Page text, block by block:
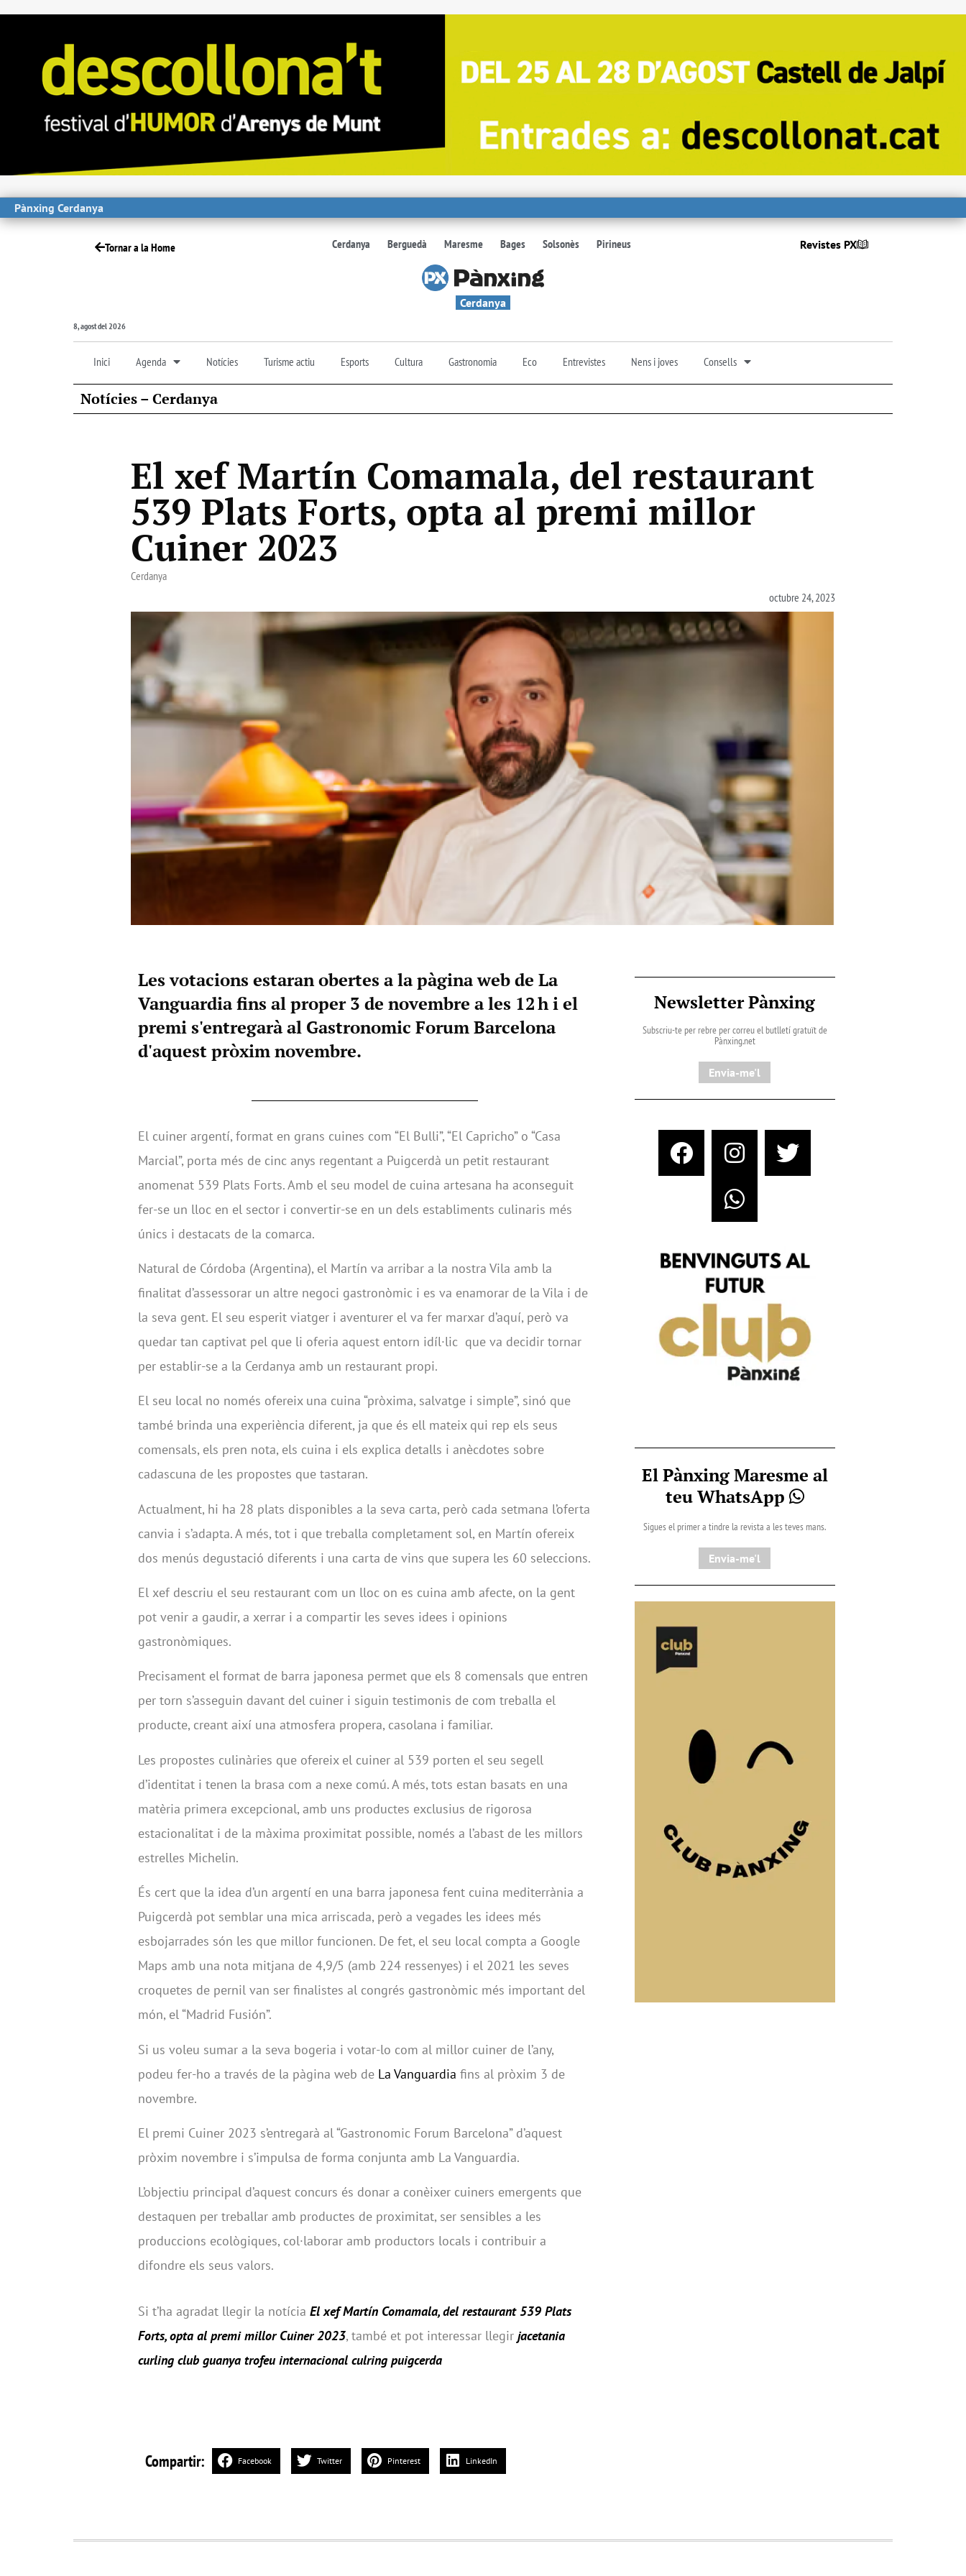
Pànxing Cerdanya
Tornar a la Home Cerdanya Berguedà Maresme Bages Solsonès Pirineus Revistes PX
Cerdanya
8, agost del 2026
Inici Agenda Notícies Turisme actiu Esports Cultura Gastronomia Eco Entrevistes Nens i joves Consells
Notícies – Cerdanya
El xef Martín Comamala, del restaurant
539 Plats Forts, opta al premi millor
Cuiner 2023
Cerdanya
octubre 24, 2023
Les votacions estaran obertes a la pàgina web de La
Vanguardia fins al proper 3 de novembre a les 12 h i el
premi s'entregarà al Gastronomic Forum Barcelona
d'aquest pròxim novembre.
El cuiner argentí, format en grans cuines com “El Bulli”, “El Capricho” o “Casa
Marcial”, porta més de cinc anys regentant a Puigcerdà un petit restaurant
anomenat 539 Plats Forts. Amb el seu model de cuina artesana ha aconseguit
fer-se un lloc en el sector i convertir-se en un dels establiments culinaris més
únics i destacats de la comarca.
Natural de Córdoba (Argentina), el Martín va arribar a la nostra Vila amb la
finalitat d’assessorar un altre negoci gastronòmic i es va enamorar de la Vila i de
la seva gent. El seu esperit viatger i aventurer el va fer marxar d’aquí, però va
quedar tan captivat pel que li oferia aquest entorn idíl·lic que va decidir tornar
per establir-se a la Cerdanya amb un restaurant propi.
El seu local no només ofereix una cuina “pròxima, salvatge i simple”, sinó que
també brinda una experiència diferent, ja que és ell mateix qui rep els seus
comensals, els pren nota, els cuina i els explica detalls i anècdotes sobre
cadascuna de les propostes que tastaran.
Actualment, hi ha 28 plats disponibles a la seva carta, però cada setmana l’oferta
canvia i s’adapta. A més, tot i que treballa completament sol, en Martín ofereix
dos menús degustació diferents i una carta de vins que supera les 60 seleccions.
El xef descriu el seu restaurant com un lloc on es cuina amb afecte, on la gent
pot venir a gaudir, a xerrar i a compartir les seves idees i opinions
gastronòmiques.
Precisament el format de barra japonesa permet que els 8 comensals que entren
per torn s’asseguin davant del cuiner i siguin testimonis de com treballa el
producte, creant així una atmosfera propera, casolana i familiar.
Les propostes culinàries que ofereix el cuiner al 539 porten el seu segell
d’identitat i tenen la brasa com a nexe comú. A més, tots estan basats en una
matèria primera excepcional, amb uns productes exclusius de rigorosa
estacionalitat i de la màxima proximitat possible, només a l’abast de les millors
estrelles Michelin.
És cert que la idea d’un argentí en una barra japonesa fent cuina mediterrània a
Puigcerdà pot semblar una mica arriscada, però a vegades les idees més
esbojarrades són les que millor funcionen. De fet, el seu local compta a Google
Maps amb una nota mitjana de 4,9/5 (amb 224 ressenyes) i el 2021 les seves
croquetes de pernil van ser finalistes al congrés gastronòmic més important del
món, el “Madrid Fusión”.
Si us voleu sumar a la seva bogeria i votar-lo com al millor cuiner de l’any,
podeu fer-ho a través de la pàgina web de La Vanguardia fins al pròxim 3 de
novembre.
El premi Cuiner 2023 s’entregarà al “Gastronomic Forum Barcelona” d’aquest
pròxim novembre i s’impulsa de forma conjunta amb La Vanguardia.
L’objectiu principal d’aquest concurs és donar a conèixer cuiners emergents que
destaquen per treballar amb productes de proximitat, ser sensibles a les
produccions ecològiques, col·laborar amb productors locals i contribuir a
difondre els seus valors.
Si t’ha agradat llegir la notícia El xef Martín Comamala, del restaurant 539 Plats
Forts, opta al premi millor Cuiner 2023, també et pot interessar llegir jacetania
curling club guanya trofeu internacional culring puigcerda
Compartir: Facebook Twitter Pinterest LinkedIn
Newsletter Pànxing
Subscriu-te per rebre per correu el butlletí gratuït de
Pànxing.net​
Envia-me'l
El Pànxing Maresme al
teu WhatsApp
Sigues el primer a tindre la revista a les teves mans.
Envia-me'l